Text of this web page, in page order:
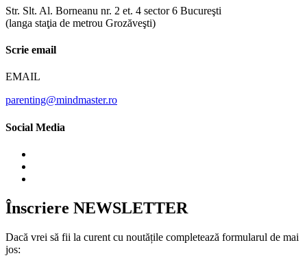
Str. Slt. Al. Borneanu nr. 2 et. 4 sector 6 Bucureşti
(langa staţia de metrou Grozăveşti)
Scrie email
EMAIL
parenting@mindmaster.ro
Social Media
Înscriere NEWSLETTER
Dacă vrei să fii la curent cu noutățile completează formularul de mai
jos: